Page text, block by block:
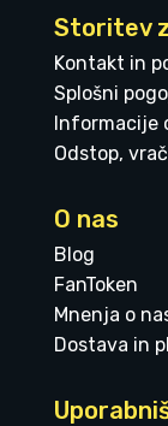
Storitev
Kontakt in
Splošni
Informacije
Odstop,
O nas
Blog
FanToken
Mnenja o
Dostava in